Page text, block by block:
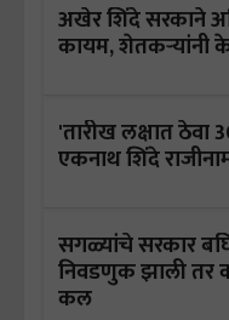
अखेर शिंदे सरकाने
कायम, शेतकऱ्यांनी
'तारीख लक्षात ठेवा
एकनाथ शिंदे
सगळ्यांचे सरकार
निवडणुक झाली तर
कल